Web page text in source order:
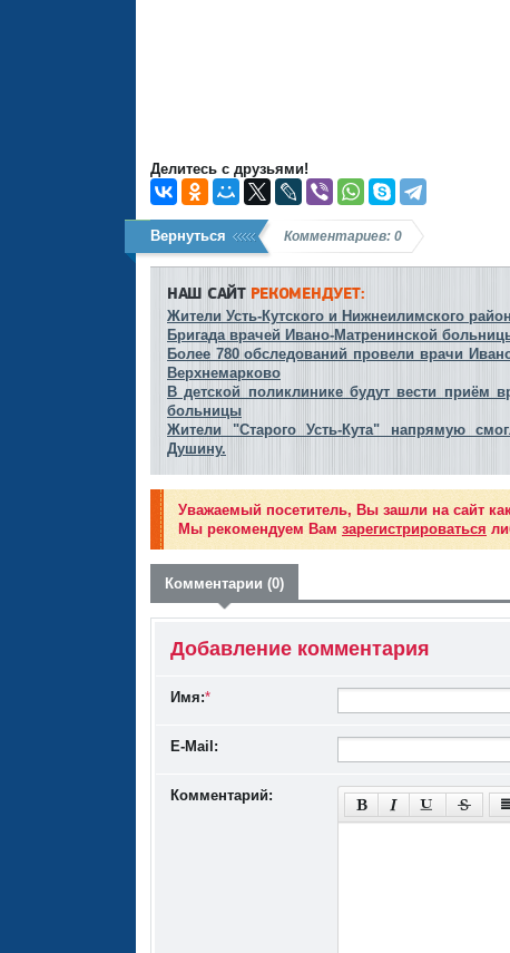
Делитесь с друзьями!
Вернуться Комментариев: 0
НАШ САЙТРЕКОМЕНДУЕТ:
Жители Усть-Кутского и Нижнеилимского
Бригада врачей Ивано-Матренинской
Более 780 обследований провели врачи
Верхнемарково
В детской поликлинике будут вести приём
больницы
Жители "Старого Усть-Кута" напрямую
Душину.
Уважаемый посетитель, Вы зашли на сайт
Мы рекомендуем Вам зарегистрироваться
Комментарии (0)
Добавление комментария
Имя:*
E-Mail:
Комментарий: